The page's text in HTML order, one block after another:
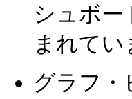
シュボー
まれてい
グラフ・